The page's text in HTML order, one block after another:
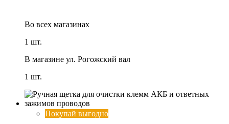
Во всех магазинах
1 шт.
В магазине ул. Рогожский вал
1 шт.
Покупай выгодно